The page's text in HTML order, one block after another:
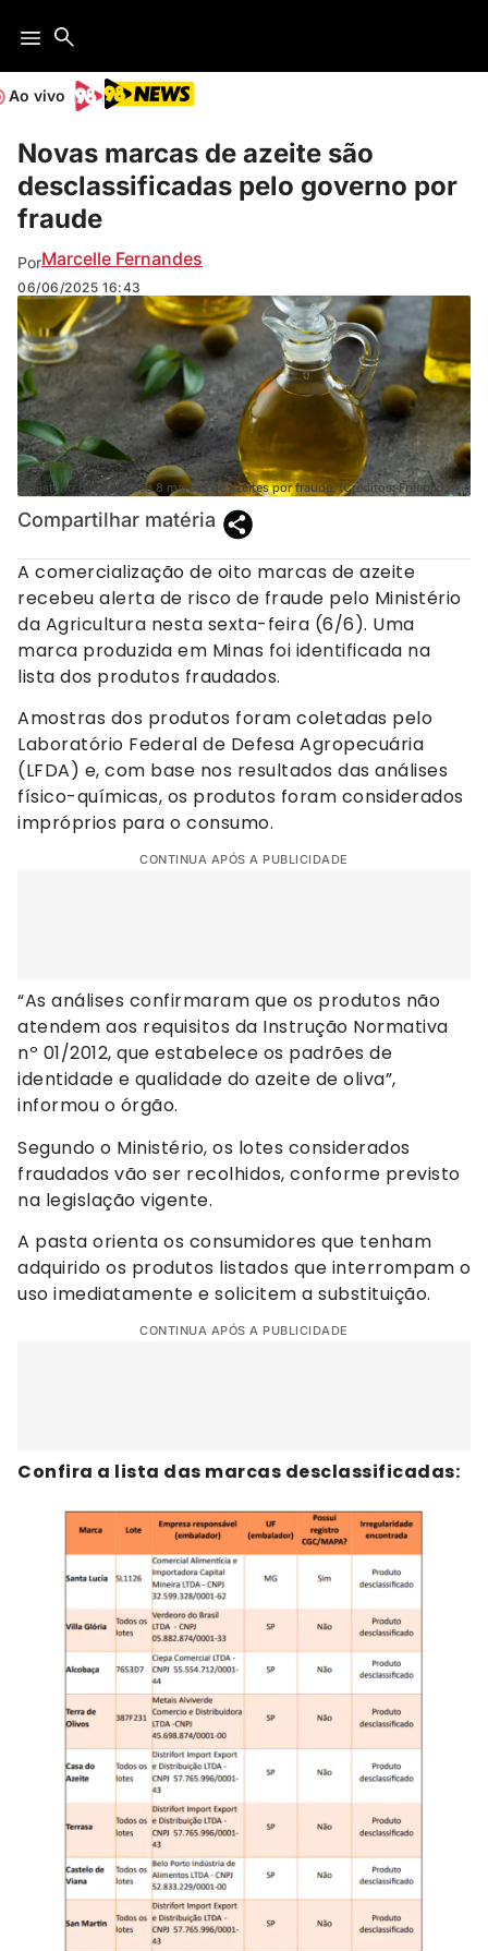
Ao vivo
Novas marcas de azeite são
desclassificadas pelo governo por
fraude
PorMarcelle Fernandes
06/06/2025 16:43
Ministério desclassifica 8 marcas de azeites por fraude. (Créditos: Freepik)
Compartilhar matéria
A comercialização de oito marcas de azeite
recebeu alerta de risco de fraude pelo Ministério
da Agricultura nesta sexta-feira (6/6). Uma
marca produzida em Minas foi identificada na
lista dos produtos fraudados.
Amostras dos produtos foram coletadas pelo
Laboratório Federal de Defesa Agropecuária
(LFDA) e, com base nos resultados das análises
físico-químicas, os produtos foram considerados
impróprios para o consumo.
CONTINUA APÓS A PUBLICIDADE
“As análises confirmaram que os produtos não
atendem aos requisitos da Instrução Normativa
nº 01/2012, que estabelece os padrões de
identidade e qualidade do azeite de oliva”,
informou o órgão.
Segundo o Ministério, os lotes considerados
fraudados vão ser recolhidos, conforme previsto
na legislação vigente.
A pasta orienta os consumidores que tenham
adquirido os produtos listados que interrompam o
uso imediatamente e solicitem a substituição.
CONTINUA APÓS A PUBLICIDADE
Confira a lista das marcas desclassificadas: